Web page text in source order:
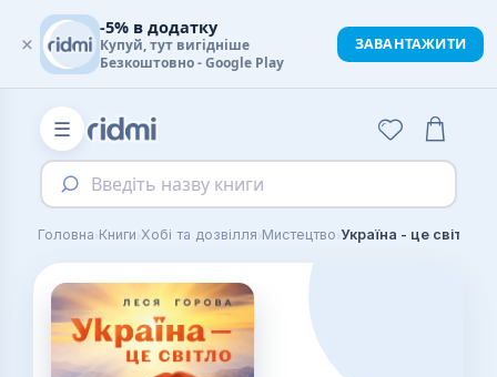
☰
Введіть назву книги
Головна›Книги›Хобі та дозвілля›Мистецтво›
×
-5% в додатку
Купуй, тут вигідніше
Безкоштовно - Google Play
ЗАВАНТАЖИТИ